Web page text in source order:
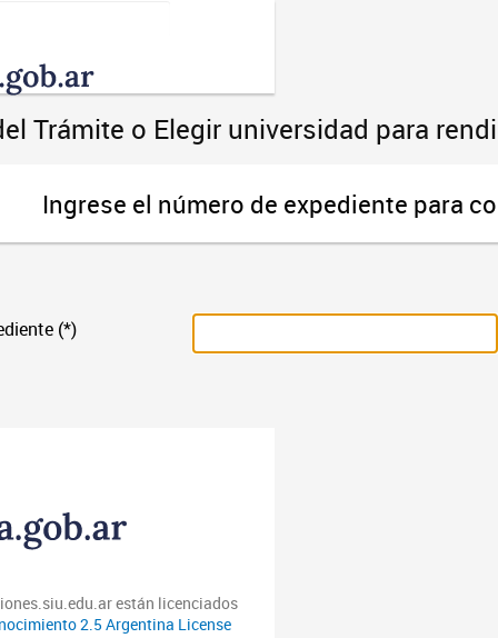
Trámite o Elegir universidad para
Ingrese el número de expediente para
(*)
están licenciados
2.5 Argentina License